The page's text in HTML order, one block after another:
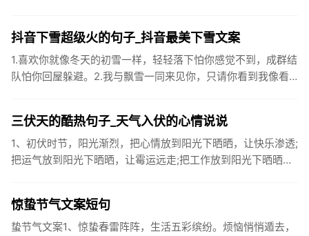
抖音下雪超级火的句子_抖音最美下雪文案
1.喜欢你就像冬天的初雪一样，轻轻落下怕你感觉不到，成群结
队怕你回屋躲避。2.我与飘雪一同来见你，只请你看到我像看
三伏天的酷热句子_天气入伏的心情说说
1、初伏时节，阳光渐烈，把心情放到阳光下晒晒，让快乐渗透;
把运气放到阳光下晒晒，让霉运远走;把工作放到阳光下晒晒，
惊蛰节气文案短句
蛰节气文案1、惊蛰春雷阵阵，生活五彩缤纷。烦恼悄悄遁去，